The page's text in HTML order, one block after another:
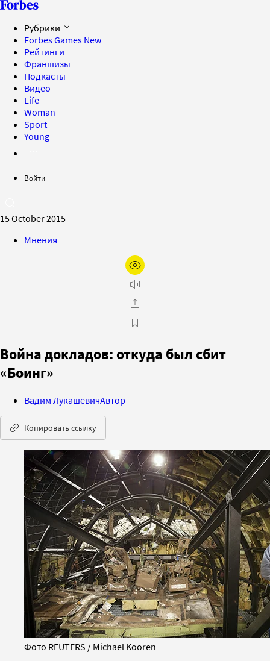
Рубрики
Forbes Games New
Рейтинги
Франшизы
Подкасты
Видео
Life
Woman
Sport
Young
Войти
15 October 2015
Мнения
Война докладов: откуда был сбит
«Боинг»
Вадим ЛукашевичАвтор
Копировать ссылку
Фото REUTERS / Michael Kooren